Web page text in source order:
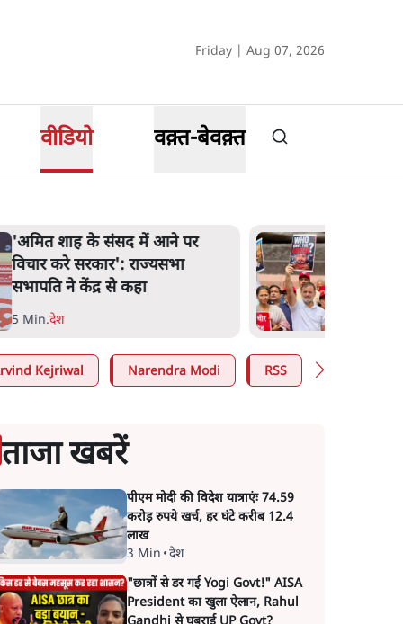
Friday | Aug 07, 2026
वीडियो वक़्त-बेवक़्त
'अमित शाह के संसद में आने पर
विचार करे सरकार': राज्यसभा
सभापति ने केंद्र से कहा
5 Min.देश
Kejriwal Narendra Modi RSS
ताजा खबरें
पीएम मोदी की विदेश यात्राएंः 74.59
करोड़ रुपये खर्च, हर घंटे करीब 12.4
लाख
3 Min •देश
"छात्रों से डर गई Yogi Govt!" AISA
President का खुला ऐलान, Rahul